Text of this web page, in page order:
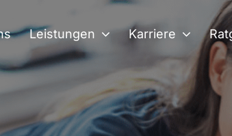
Leistungen Karriere